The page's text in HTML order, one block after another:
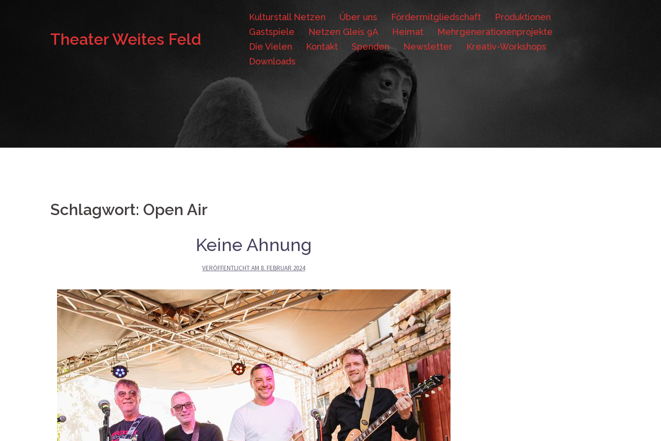
Theater Weites Feld
Kulturstall Netzen Über uns Fördermitgliedschaft
Produktionen
Gastspiele
Netzen Gleis 9A Heimat
Mehrgenerationenprojekte
Die Vielen
Kontakt Spenden Newsletter
Kreativ-Workshops
Downloads
Schlagwort: Open Air
Keine Ahnung
VERÖFFENTLICHT AM 8. FEBRUAR 2024